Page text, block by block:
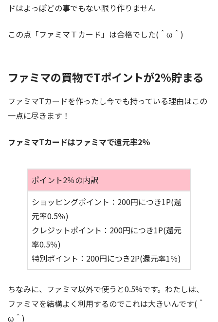
ドはよっぽどの事でもない限り作りません
この点「ファミマＴカード」は合格でした(＾ω＾)
ファミマの買物でTポイントが2%貯まる
ファミマTカードを作ったし今でも持っている理由はこの
一点に尽きます！
ファミマTカードはファミマで還元率2％
ポイント2％の内訳
ショッピングポイント：200円につき1P(還
元率0.5％)
クレジットポイント：200円につき1P(還元
率0.5％)
特別ポイント：200円につき2P(還元率1％)
ちなみに、ファミマ以外で使うと0.5%です。わたしは、
ファミマを結構よく利用するのでこれは大きいんです(＾
ω＾)